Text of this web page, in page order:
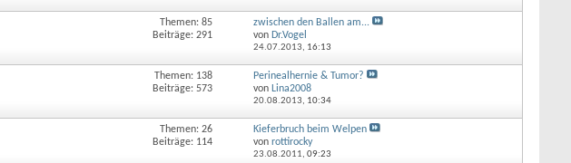
Themen: 85
Beiträge: 291
zwischen den Ballen am...
von Dr.Vogel
24.07.2013, 16:13
Themen: 138
Beiträge: 573
Perinealhernie & Tumor?
von Lina2008
20.08.2013, 10:34
Themen: 26
Beiträge: 114
Kieferbruch beim Welpen
von rottirocky
23.08.2011, 09:23